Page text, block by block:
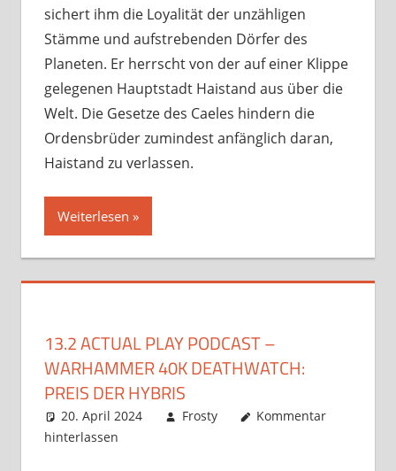
sichert ihm die Loyalität der unzähligen
Stämme und aufstrebenden Dörfer des
Planeten. Er herrscht von der auf einer Klippe
gelegenen Hauptstadt Haistand aus über die
Welt. Die Gesetze des Caeles hindern die
Ordensbrüder zumindest anfänglich daran,
Haistand zu verlassen.
Weiterlesen
13.2 ACTUAL PLAY PODCAST –
WARHAMMER 40K DEATHWATCH:
PREIS DER HYBRIS
20. April 2024 Frosty
Kommentar
hinterlassen